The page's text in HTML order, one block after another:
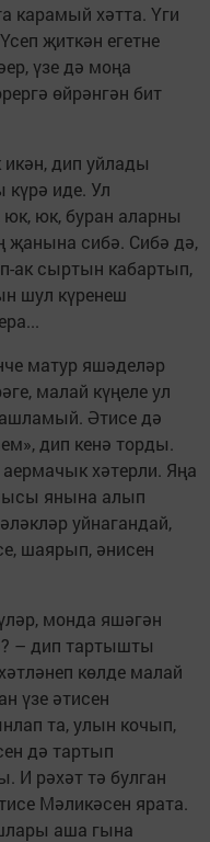
карамый хәтта. Үги
җиткән егетне
үзе дә моңа
өйрәнгән бит
икән, дип уйлады
күрә иде. Ул
юк, юк, буран аларны
җанына сибә. Сибә дә,
ак сыртын кабартып,
шул күренеш
матур яшәделәр
малай күңеле ул
Әтисе дә
дип кенә торды.
хәтерли. Яңа
янына алып
уйнагандай,
шаярып, әнисен
монда яшәгән
– дип тартышты
көлде малай
үзе әтисен
та, улын кочып,
дә тартып
И рәхәт тә булган
Мәликәсен ярата.
аша гына